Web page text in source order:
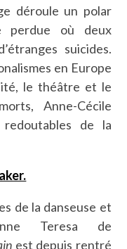
déroule un polar
perdue où deux
suicides.
en Europe
le théâtre et le
Anne-Cécile
de la
de la danseuse et
Teresa de
est depuis rentré